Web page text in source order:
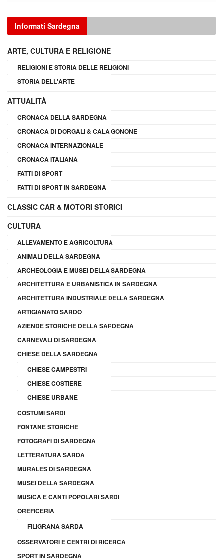
Informati Sardegna
ARTE, CULTURA E RELIGIONE
RELIGIONI E STORIA DELLE RELIGIONI
STORIA DELL'ARTE
ATTUALITÀ
CRONACA DELLA SARDEGNA
CRONACA DI DORGALI & CALA GONONE
CRONACA INTERNAZIONALE
CRONACA ITALIANA
FATTI DI SPORT
FATTI DI SPORT IN SARDEGNA
CLASSIC CAR & MOTORI STORICI
CULTURA
ALLEVAMENTO E AGRICOLTURA
ANIMALI DELLA SARDEGNA
ARCHEOLOGIA E MUSEI DELLA SARDEGNA
ARCHITETTURA E URBANISTICA IN SARDEGNA
ARCHITETTURA INDUSTRIALE DELLA SARDEGNA
ARTIGIANATO SARDO
AZIENDE STORICHE DELLA SARDEGNA
CARNEVALI DI SARDEGNA
CHIESE DELLA SARDEGNA
CHIESE CAMPESTRI
CHIESE COSTIERE
CHIESE URBANE
COSTUMI SARDI
FONTANE STORICHE
FOTOGRAFI DI SARDEGNA
LETTERATURA SARDA
MURALES DI SARDEGNA
MUSEI DELLA SARDEGNA
MUSICA E CANTI POPOLARI SARDI
OREFICERIA
FILIGRANA SARDA
OSSERVATORI E CENTRI DI RICERCA
SPORT IN SARDEGNA